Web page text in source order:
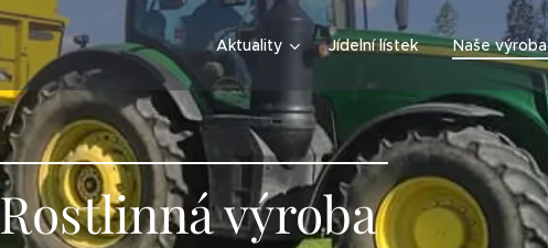
Aktuality Jídelní lístek Naše výroba
Rostlinná výroba